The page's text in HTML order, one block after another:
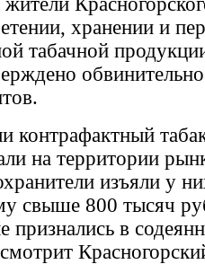
хранении и
табачной
контрафактный
на территории
изъяли у
свыше 800 тысяч
признались в